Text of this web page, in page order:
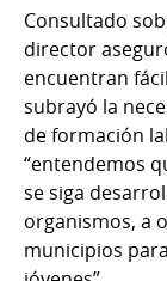
Consultado
director
encuentran
subrayó la
de formación
“entendemos
se siga
organismos, a
municipios